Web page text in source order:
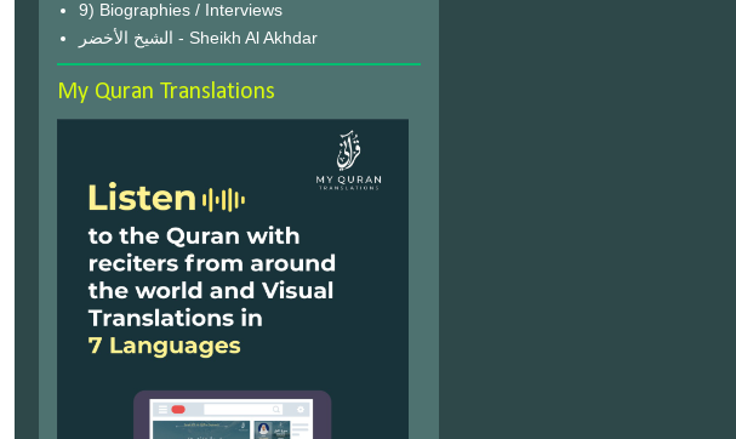
9) Biographies / Interviews
الشيخ الأخضر - Sheikh Al Akhdar
My Quran Translations